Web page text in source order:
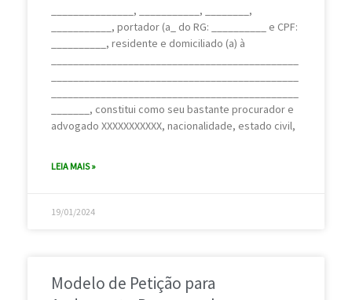
_______________, ___________, ________,
___________, portador (a_ do RG: __________ e CPF:
__________, residente e domiciliado (a) à
_______, constitui como seu bastante procurador e
advogado XXXXXXXXXXX, nacionalidade, estado civil,
LEIA MAIS »
19/01/2024
Modelo de Petição para